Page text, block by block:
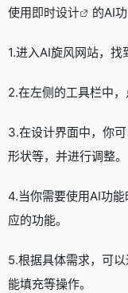
使用 即时设计 的AI
1.进入AI旋风网站，找
2.在左侧的工具栏中，
3.在设计界面中，你
形状等，并进行调整。
4.当你需要使用AI功能
应的功能。
5.根据具体需求，可
能填充等操作。